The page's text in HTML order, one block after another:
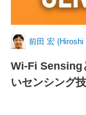
前田 宏 (Hiroshi
Wi-Fi Sensing
いセンシング